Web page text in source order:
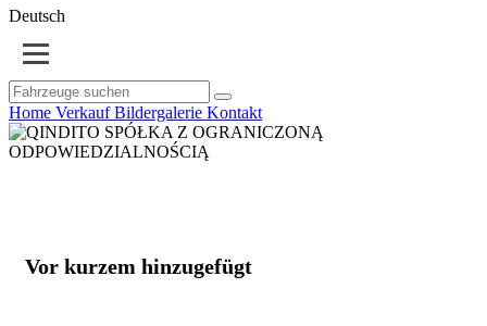
Deutsch
Home Verkauf Bildergalerie Kontakt
Vor kurzem hinzugefügt